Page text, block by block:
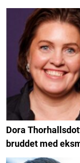
Dora
bruddet med